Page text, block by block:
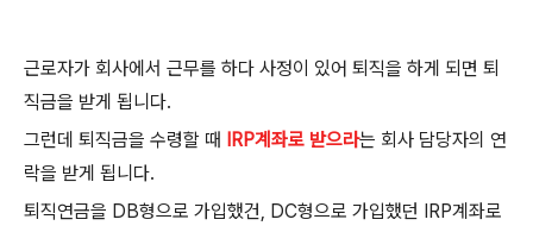
근로자가 회사에서 근무를 하다 사정이 있어 퇴직을 하게 되면 퇴
직금을 받게 됩니다.
그런데 퇴직금을 수령할 때 IRP계좌로 받으라는 회사 담당자의 연
락을 받게 됩니다.
퇴직연금을 DB형으로 가입했건, DC형으로 가입했던 IRP계좌로